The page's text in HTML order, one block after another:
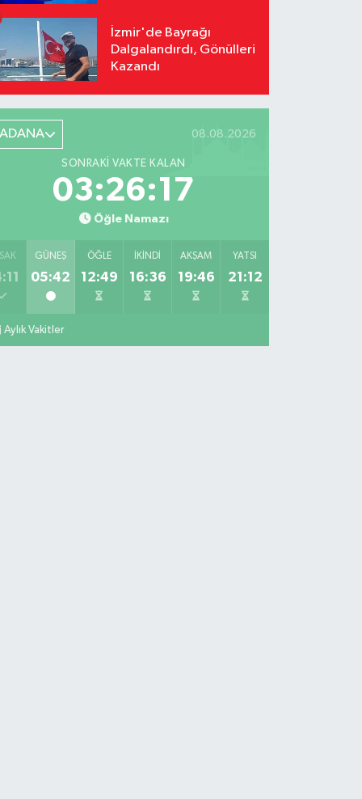
İzmir'de Bayrağı
Dalgalandırdı, Gönülleri
Kazandı
ADANA 08.08.2026
SONRAKI VAKTE KALAN
03:26:15
Öğle Namazı
GÜNEŞ
05:42
ÖĞLE
12:49
İKINDI
16:36
AKŞAM
19:46
YATSI
21:12
Aylık Vakitler